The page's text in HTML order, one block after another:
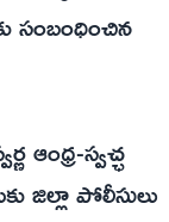
సంబంధించిన
ఆంధ్ర-స్వచ్ఛ
జిల్లా పోలీసులు